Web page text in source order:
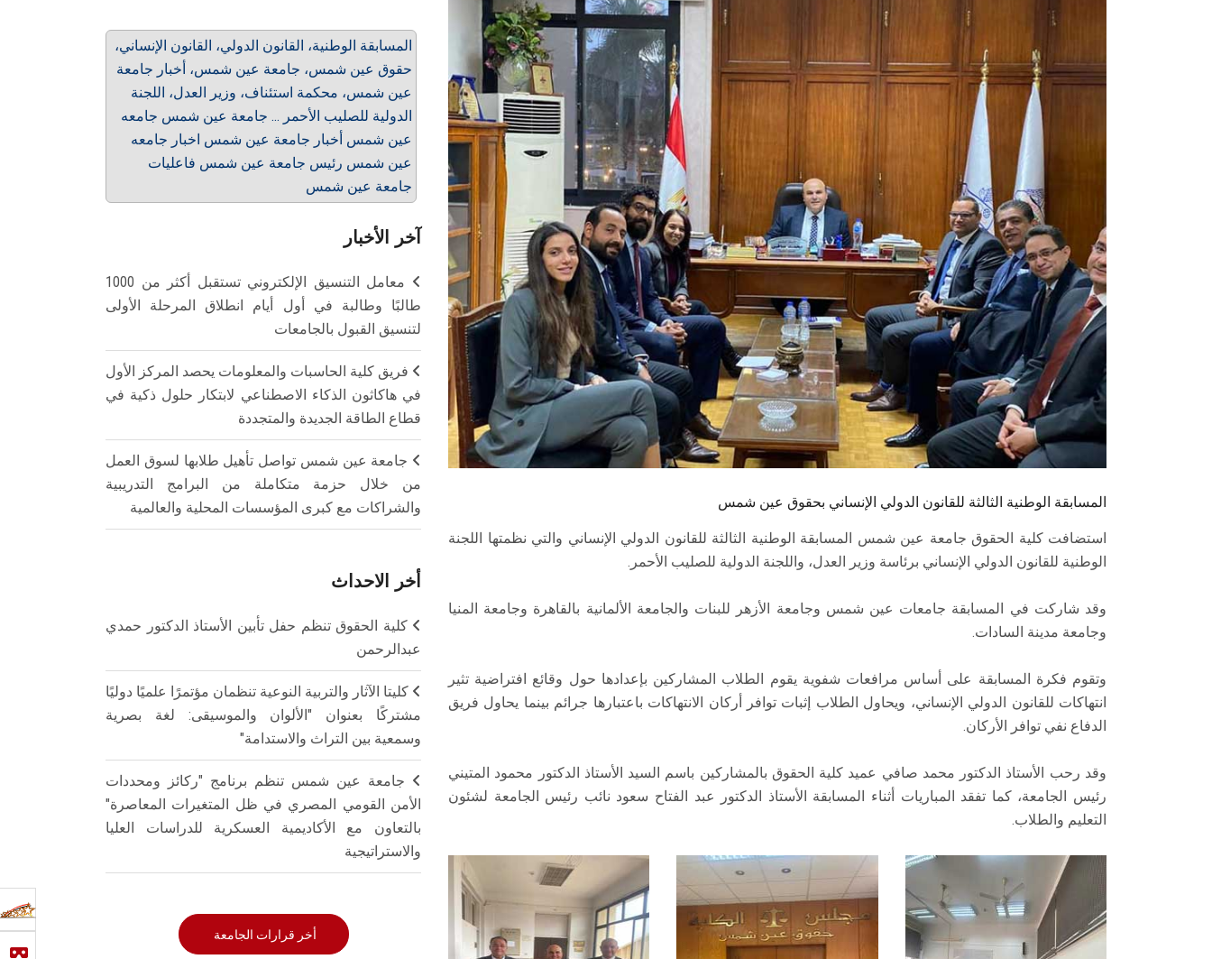
المسابقة الوطنية الثالثة للقانون الدولي الإنساني بحقوق عين شمس
استضافت كلية الحقوق جامعة عين شمس المسابقة الوطنية الثالثة للقانون الدولي الإنساني والتي نظمتها اللجنة
الوطنية للقانون الدولي الإنساني برئاسة وزير العدل، واللجنة الدولية للصليب الأحمر.
وقد شاركت في المسابقة جامعات عين شمس وجامعة الأزهر للبنات والجامعة الألمانية بالقاهرة وجامعة المنيا
وجامعة مدينة السادات.
وتقوم فكرة المسابقة على أساس مرافعات شفوية يقوم الطلاب المشاركين بإعدادها حول وقائع افتراضية تثير
انتهاكات للقانون الدولي الإنساني، ويحاول الطلاب إثبات توافر أركان الانتهاكات باعتبارها جرائم بينما يحاول فريق
الدفاع نفي توافر الأركان.
وقد رحب الأستاذ الدكتور محمد صافي عميد كلية الحقوق بالمشاركين باسم السيد الأستاذ الدكتور محمود المتيني
رئيس الجامعة، كما تفقد المباريات أثناء المسابقة الأستاذ الدكتور عبد الفتاح سعود نائب رئيس الجامعة لشئون
التعليم والطلاب.
المسابقة الوطنية، القانون الدولي، القانون الإنساني،
حقوق عين شمس، جامعة عين شمس، أخبار جامعة
عين شمس، محكمة استئناف، وزير العدل، اللجنة
الدولية للصليب الأحمر ... جامعة عين شمس جامعه
عين شمس أخبار جامعة عين شمس اخبار جامعه
عين شمس رئيس جامعة عين شمس فاعليات
جامعة عين شمس
آخر الأخبار
معامل التنسيق الإلكتروني تستقبل أكثر من 1000
طالبًا وطالبة في أول أيام انطلاق المرحلة الأولى
لتنسيق القبول بالجامعات
فريق كلية الحاسبات والمعلومات يحصد المركز الأول
في هاكاثون الذكاء الاصطناعي لابتكار حلول ذكية في
قطاع الطاقة الجديدة والمتجددة
جامعة عين شمس تواصل تأهيل طلابها لسوق العمل
من خلال حزمة متكاملة من البرامج التدريبية
والشراكات مع كبرى المؤسسات المحلية والعالمية
أخر الاحداث
كلية الحقوق تنظم حفل تأبين الأستاذ الدكتور حمدي
عبدالرحمن
كليتا الآثار والتربية النوعية تنظمان مؤتمرًا علميًا دوليًا
مشتركًا بعنوان "الألوان والموسيقى: لغة بصرية
وسمعية بين التراث والاستدامة"
جامعة عين شمس تنظم برنامج "ركائز ومحددات
الأمن القومي المصري في ظل المتغيرات المعاصرة"
بالتعاون مع الأكاديمية العسكرية للدراسات العليا
والاستراتيجية
أخر قرارات الجامعة